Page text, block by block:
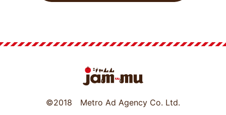
©2018 Metro Ad Agency Co. Ltd.